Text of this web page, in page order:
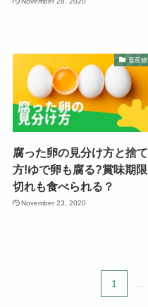
畜産物
腐った卵の見分け方と捨て
方!ゆで卵も腐る?賞味期限
切れも食べられる？
November 23, 2020
1 ...